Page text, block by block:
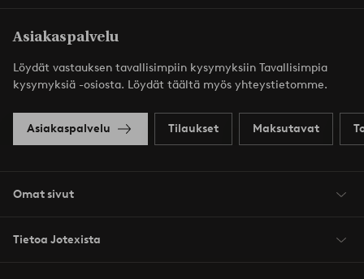
Asiakaspalvelu
Löydät vastauksen tavallisimpiin kysymyksiin Tavallisimpia
kysymyksiä -osiosta. Löydät täältä myös yhteystietomme.
Asiakaspalvelu Tilaukset Maksutavat
Omat sivut
Tietoa Jotexista